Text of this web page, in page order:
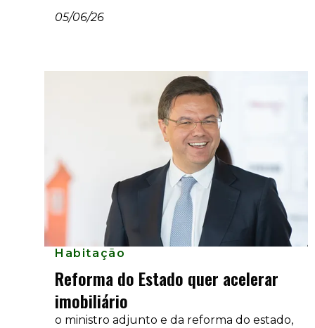
pelo setor público através de reformas
05/06/26
Habitação
Reforma do Estado quer acelerar
imobiliário
o ministro adjunto e da reforma do estado,